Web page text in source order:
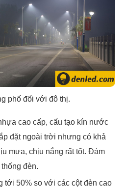
phố đối với đô thị.
cao cấp, cấu tạo kín nước
đặt ngoài trời nhưng có khả
mưa, chịu nắng rất tốt. Đảm
đèn.
tới 50% so với các cột đèn cao